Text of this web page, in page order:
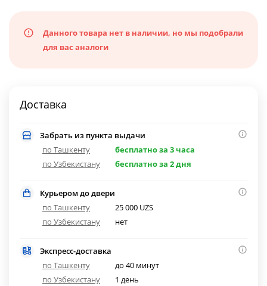
Данного товара нет в наличии, но мы подобрали
для вас аналоги
Доставка
Забрать из пункта выдачи
по Ташкенту
бесплатно за 3 часа
по Узбекистану
бесплатно за 2 дня
Курьером до двери
по Ташкенту
25 000 UZS
по Узбекистану
нет
Экспресс-доставка
по Ташкенту
до 40 минут
по Узбекистану
1 день